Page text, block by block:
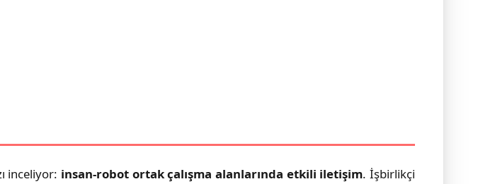
inceliyor: insan-robot ortak çalışma alanlarında etkili iletişim. İşbirlikçi